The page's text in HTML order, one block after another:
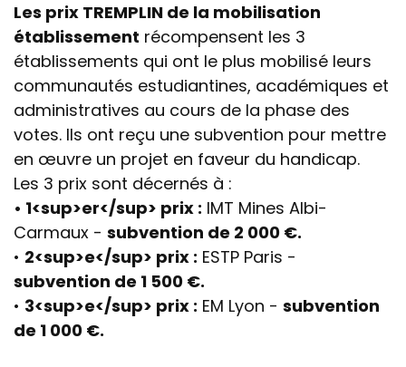
Les prix TREMPLIN de la mobilisation
établissement récompensent les 3
établissements qui ont le plus mobilisé leurs
communautés estudiantines, académiques et
administratives au cours de la phase des
votes. Ils ont reçu une subvention pour mettre
en œuvre un projet en faveur du handicap.
Les 3 prix sont décernés à :
• 1<sup>er</sup> prix : IMT Mines Albi-
Carmaux - subvention de 2 000 €.
• 2<sup>e</sup> prix : ESTP Paris -
subvention de 1 500 €.
• 3<sup>e</sup> prix : EM Lyon - subvention
de 1 000 €.